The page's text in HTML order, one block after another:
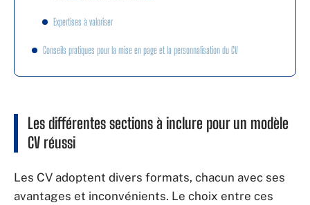
Expertises à valoriser
Conseils pratiques pour la mise en page et la personnalisation du CV
Les différentes sections à inclure pour un modèle
CV réussi
Les CV adoptent divers formats, chacun avec ses
avantages et inconvénients. Le choix entre ces